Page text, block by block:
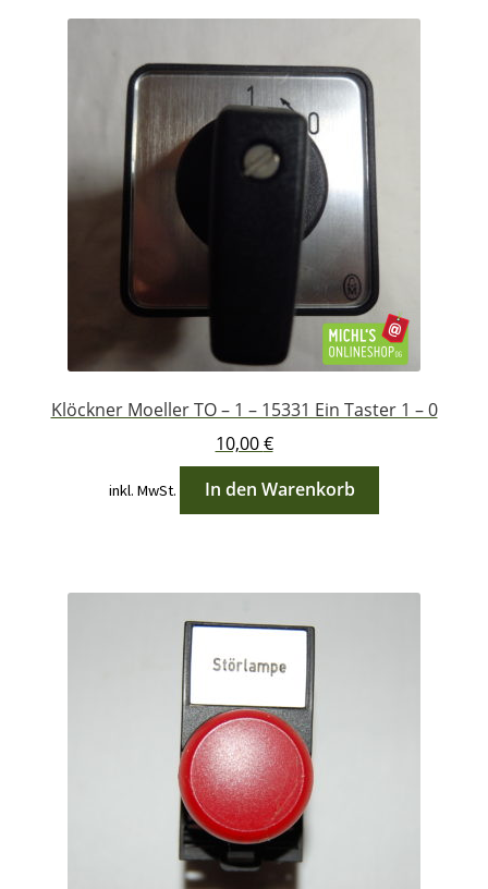
Klöckner Moeller TO – 1 – 15331 Ein Taster 1 – 0
10,00€
inkl. MwSt. In den Warenkorb